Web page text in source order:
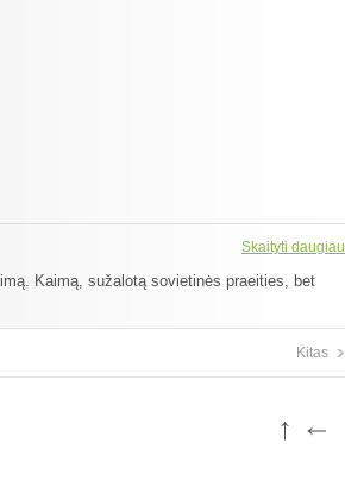
Skaityti daugiau
Kaimą, sužalotą sovietinės praeities, bet
Kitas